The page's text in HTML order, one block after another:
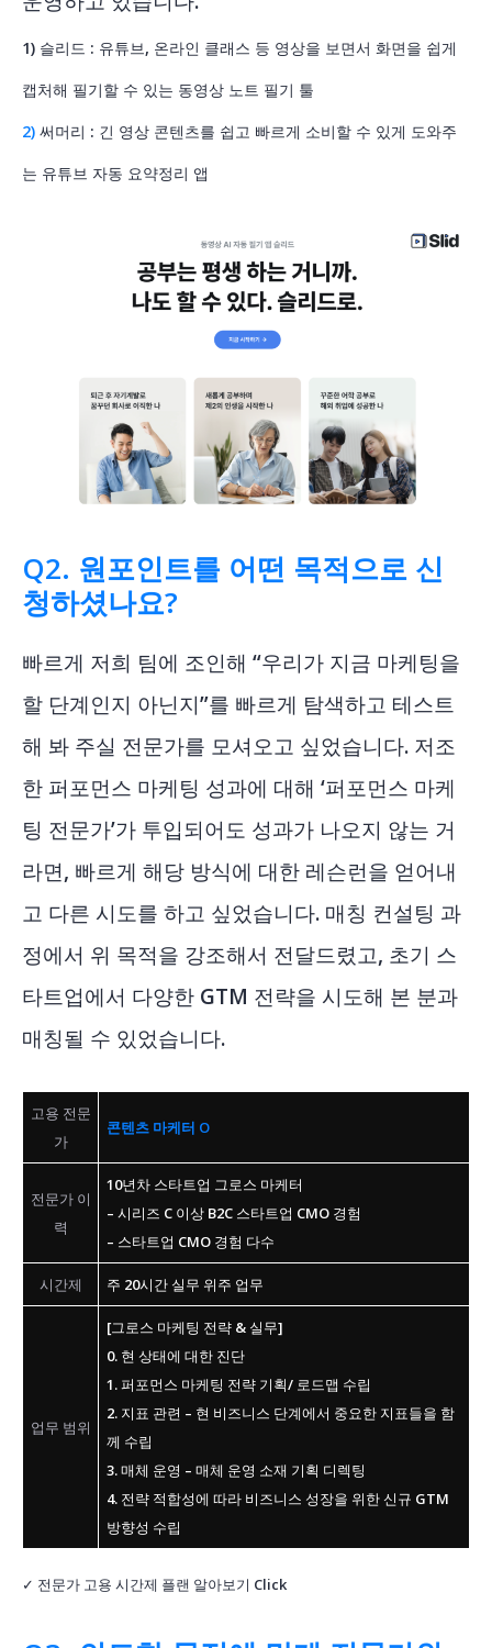
1) 슬리드 : 유튜브, 온라인 클래스 등 영상을 보면서 화면을 쉽게
캡처해 필기할 수 있는 동영상 노트 필기 툴
2) 써머리 : 긴 영상 콘텐츠를 쉽고 빠르게 소비할 수 있게 도와주
는 유튜브 자동 요약정리 앱
Q2. 원포인트를 어떤 목적으로 신
청하셨나요?
빠르게 저희 팀에 조인해 “우리가 지금 마케팅을
할 단계인지 아닌지”를 빠르게 탐색하고 테스트
해 봐 주실 전문가를 모셔오고 싶었습니다. 저조
한 퍼포먼스 마케팅 성과에 대해 ‘퍼포먼스 마케
팅 전문가’가 투입되어도 성과가 나오지 않는 거
라면, 빠르게 해당 방식에 대한 레슨런을 얻어내
고 다른 시도를 하고 싶었습니다. 매칭 컨설팅 과
정에서 위 목적을 강조해서 전달드렸고, 초기 스
타트업에서 다양한 GTM 전략을 시도해 본 분과
매칭될 수 있었습니다.
고용 전문
가
콘텐츠 마케터 O
전문가 이
력
10년차 스타트업 그로스 마케터
– 시리즈 C 이상 B2C 스타트업 CMO 경험
– 스타트업 CMO 경험 다수
시간제 주 20시간 실무 위주 업무
업무 범위
[그로스 마케팅 전략 & 실무]
0. 현 상태에 대한 진단
1. 퍼포먼스 마케팅 전략 기획/ 로드맵 수립
2. 지표 관련 – 현 비즈니스 단계에서 중요한 지표들을 함
께 수립
3. 매체 운영 – 매체 운영 소재 기획 디렉팅
4. 전략 적합성에 따라 비즈니스 성장을 위한 신규 GTM
방향성 수립
✓ 전문가 고용 시간제 플랜 알아보기 Click